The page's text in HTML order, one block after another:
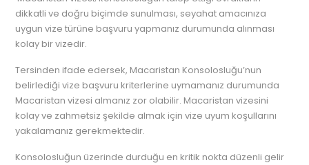
dikkatli ve doğru biçimde sunulması, seyahat amacınıza
uygun vize türüne başvuru yapmanız durumunda alınması
kolay bir vizedir.
Tersinden ifade edersek, Macaristan Konsolosluğu’nun
belirlediği vize başvuru kriterlerine uymamanız durumunda
Macaristan vizesi almanız zor olabilir. Macaristan vizesini
kolay ve zahmetsiz şekilde almak için vize uyum koşullarını
yakalamanız gerekmektedir.
Konsolosluğun üzerinde durduğu en kritik nokta düzenli gelir